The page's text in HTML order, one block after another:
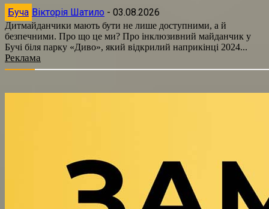
Буча Вікторія Шатило - 03.08.2026
Дитмайданчики мають бути не лише доступними, а й
безпечними. Про що це ми? Про інклюзивний майданчик у
Бучі біля парку «Диво», який відкрилий наприкінці 2024...
Реклама